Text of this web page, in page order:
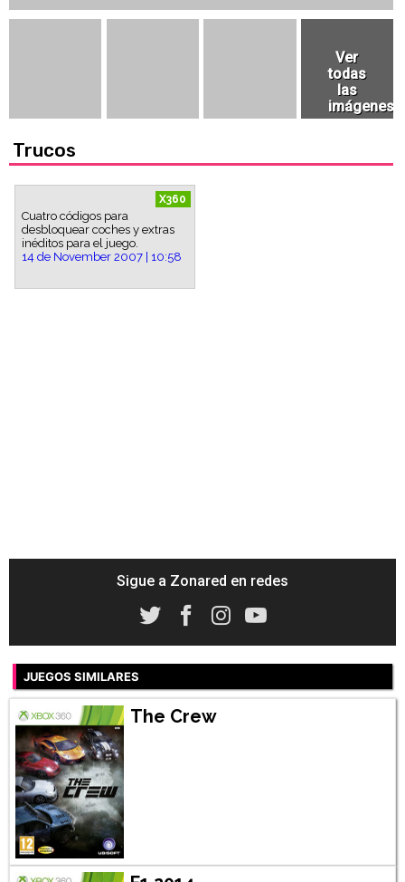
Trucos
X360
Cuatro códigos para
desbloquear coches y extras
inéditos para el juego.
14 de November 2007 | 10:58
Sigue a Zonared en redes
JUEGOS SIMILARES
The Crew